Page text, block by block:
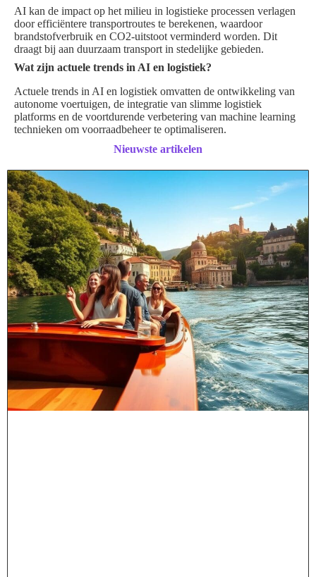
AI kan de impact op het milieu in logistieke processen verlagen
door efficiëntere transportroutes te berekenen, waardoor
brandstofverbruik en CO2-uitstoot verminderd worden. Dit
draagt bij aan duurzaam transport in stedelijke gebieden.
Wat zijn actuele trends in AI en logistiek?
Actuele trends in AI en logistiek omvatten de ontwikkeling van
autonome voertuigen, de integratie van slimme logistiek
platforms en de voortdurende verbetering van machine learning
technieken om voorraadbeheer te optimaliseren.
Nieuwste artikelen